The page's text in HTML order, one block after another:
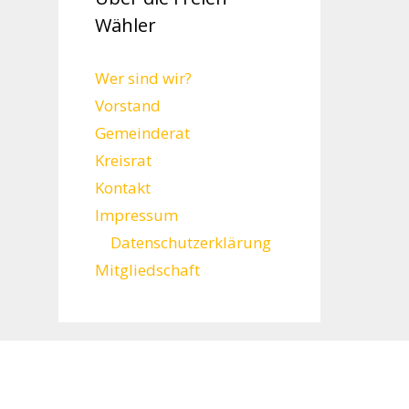
Wähler
Wer sind wir?
Vorstand
Gemeinderat
Kreisrat
Kontakt
Impressum
Datenschutzerklärung
Mitgliedschaft